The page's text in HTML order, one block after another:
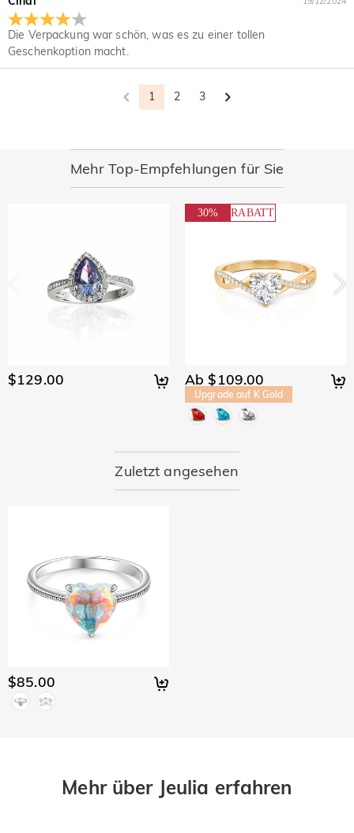
Die Verpackung war schön, was es zu einer tollen
Geschenkoption macht.
1 2 3
Mehr Top-Empfehlungen für Sie
$129.00
30% RABATT
Ab $109.00
Upgrade auf K Gold
Zuletzt angesehen
$85.00
Mehr über Jeulia erfahren